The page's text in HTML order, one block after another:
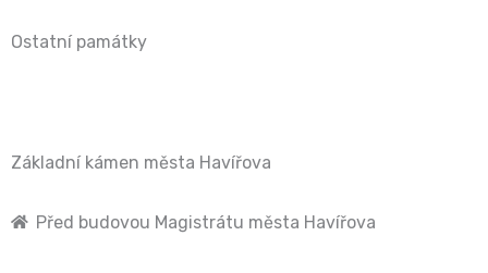
Ostatní památky
Základní kámen města Havířova
Před budovou Magistrátu města Havířova